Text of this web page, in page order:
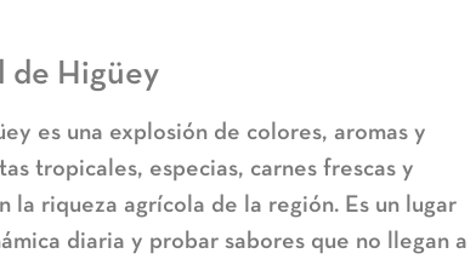
de Higüey
es una explosión de colores, aromas y
tropicales, especias, carnes frescas y
la riqueza agrícola de la región. Es un lugar
diaria y probar sabores que no llegan a